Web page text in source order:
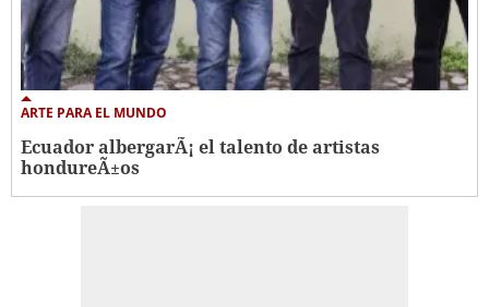
ARTE PARA EL MUNDO
Ecuador albergarÃ¡ el talento de artistas
hondureÃ±os